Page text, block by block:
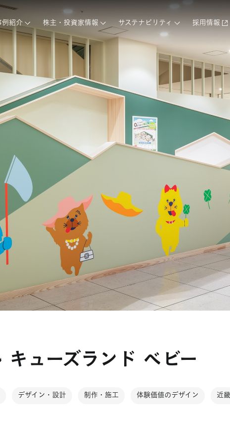
例紹介 株主・投資家情報 サステナビリティ 採用情報
キューズランド ベビー
デザイン・設計 制作・施工 体験価値のデザイン 近畿